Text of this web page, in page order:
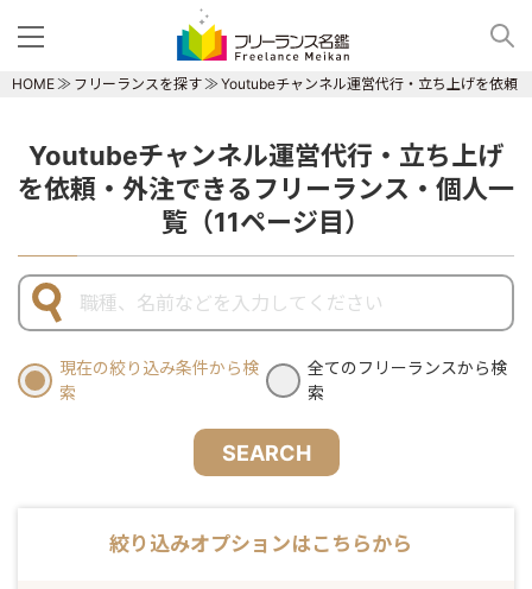
HOME フリーランスを探す Youtubeチャンネル運営代行・立ち上げを依頼
Youtubeチャンネル運営代行・立ち上げ
を依頼・外注できるフリーランス・個人一
覧（11ページ目）
現在の絞り込み条件から検
索
全てのフリーランスから検
索
SEARCH
絞り込みオプションはこちらから